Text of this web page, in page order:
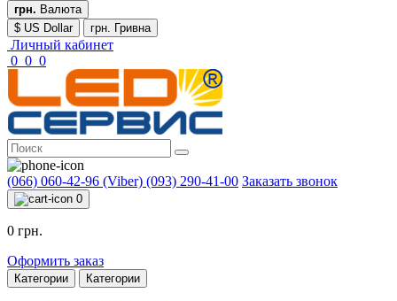
грн. Валюта
$ US Dollar
грн. Гривна
Личный кабинет
0 0 0
(066) 060-42-96 (Viber) (093) 290-41-00 Заказать звонок
0
0 грн.
Оформить заказ
Категории Категории